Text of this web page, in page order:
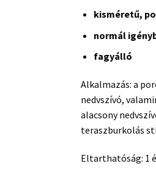
kisméretű,
normál
fagyálló
Alkalmazás: a
nedvszívó,
alacsony
teraszburkolás
Eltarthatóság: 1